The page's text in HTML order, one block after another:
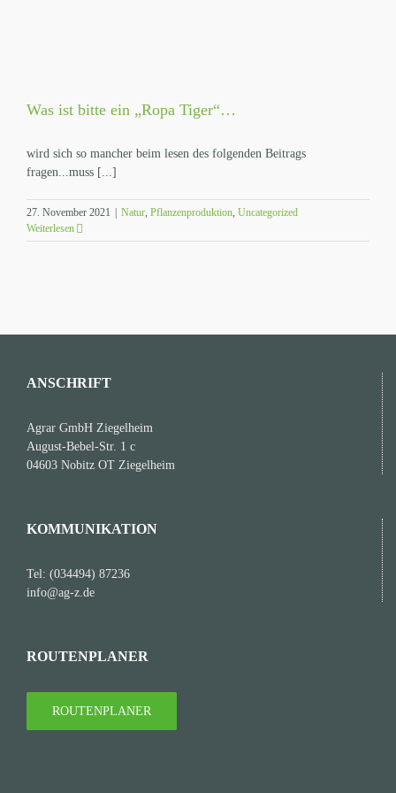
Was ist bitte ein „Ropa Tiger“…
wird sich so mancher beim lesen des folgenden Beitrags
fragen...muss [...]
27. November 2021 Natur, Pflanzenproduktion, Uncategorized
Weiterlesen
ANSCHRIFT
Agrar GmbH Ziegelheim
August-Bebel-Str. 1 c
04603 Nobitz OT Ziegelheim
KOMMUNIKATION
Tel: (034494) 87236
info@ag-z.de
ROUTENPLANER
ROUTENPLANER